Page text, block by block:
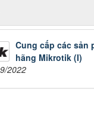
Cung cấp các sản
hãng Mikrotik (I)
2022